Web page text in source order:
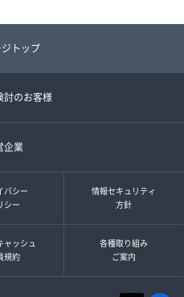
トップ
討のお客様
企業
バシー
シー
情報セキュリティ
方針
ャッシュ
規約
各種取り組み
ご案内